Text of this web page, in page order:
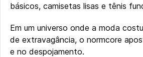
básicos, camisetas lisas e tênis
Em um universo onde a moda
de extravagância, o normcore
e no despojamento.